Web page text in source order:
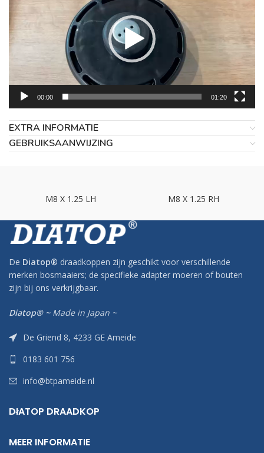
00:00 01:20
EXTRA INFORMATIE
GEBRUIKSAANWIJZING
M8 X 1.25 LH M8 X 1.25 RH
De Diatop® draadkoppen zijn geschikt voor verschillende
merken bosmaaiers; de specifieke adapter moeren of bouten
zijn bij ons verkrijgbaar.
Diatop® ~ Made in Japan ~
De Griend 8, 4233 GE Ameide
0183 601 756
info@btpameide.nl
DIATOP DRAADKOP
MEER INFORMATIE